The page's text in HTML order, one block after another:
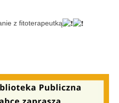
z fitoterapeutką